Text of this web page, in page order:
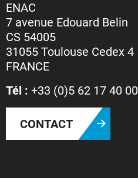
ENAC
7 avenue Edouard Belin
CS 54005
31055 Toulouse Cedex 4
FRANCE
Tél : +33 (0)5 62 17 40 00
CONTACT